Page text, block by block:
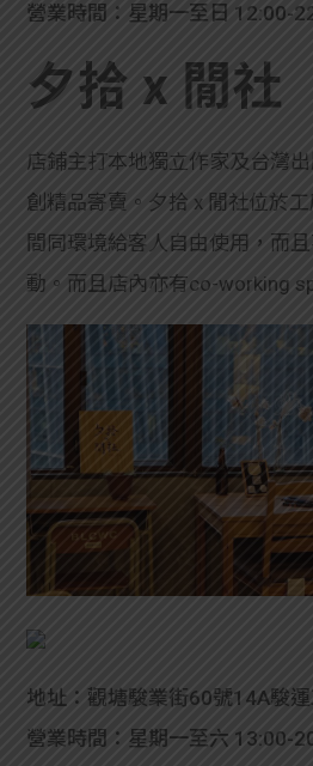
營業時間：星期一至日 12:00-
夕拾 x 閒社
店鋪主打本地獨立作家及台灣
創精品寄賣。夕拾 x 閒社位於
間同環境給客人自由使用，而
動。而且店內亦有co-working
地址：觀塘駿業街60號14A駿
營業時間：星期一至六 13:00-